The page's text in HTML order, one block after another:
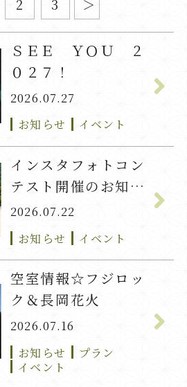
2 3
ＳＥＥ ＹＯＵ ２
０２７！
2026.07.27
お知らせ
イベント
インスタフォトコン
テスト開催のお知ら
せ
2026.07.22
お知らせ
イベント
空室情報☆フジロッ
ク＆長岡花火
2026.07.16
お知らせ
プラン
イベント